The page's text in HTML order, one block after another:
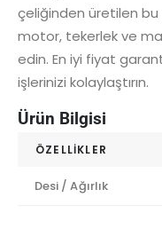
çeliğinden üretilen
motor, tekerlek ve
edin. En iyi fiyat
işlerinizi kolaylaştırın.
Ürün Bilgisi
ÖZELLIKLER
Desi / Ağırlık